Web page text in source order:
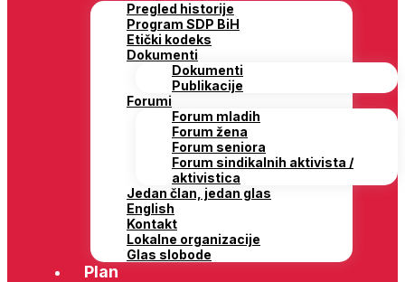
Pregled historije
Program SDP BiH
Etički kodeks
Dokumenti
Dokumenti
Publikacije
Forumi
Forum mladih
Forum žena
Forum seniora
Forum sindikalnih aktivista /
aktivistica
Jedan član, jedan glas
English
Kontakt
Lokalne organizacije
Glas slobode
Plan